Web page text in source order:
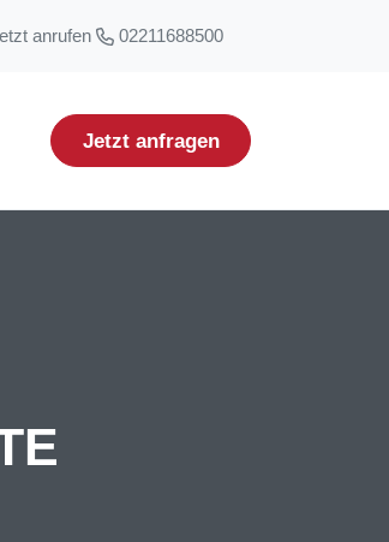
anrufen 02211688500
Jetzt anfragen